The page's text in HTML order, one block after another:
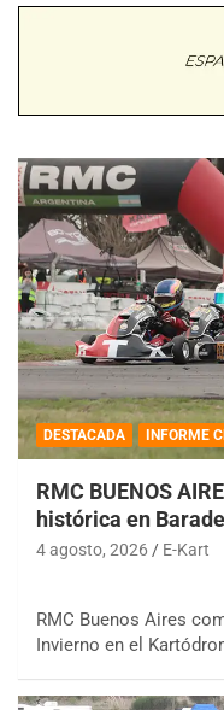
DESTACADA INFORME
RMC BUENOS
histórica en
4 agosto, 2026 E-Kart
RMC Buenos Aires
Invierno en el